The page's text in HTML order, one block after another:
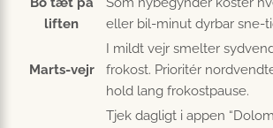
liften
eller bil-minut dyrbar sne-
Marts-vejr
I mildt vejr smelter
frokost. Prioritér
hold lang frokostpause.
Tjek dagligt i appen